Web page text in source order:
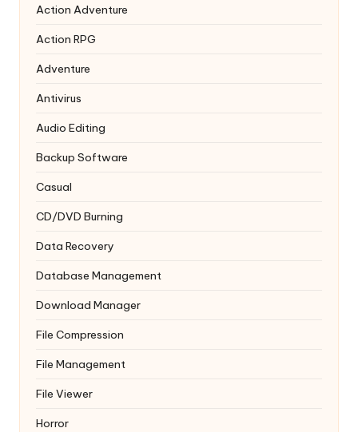
Action Adventure
Action RPG
Adventure
Antivirus
Audio Editing
Backup Software
Casual
CD/DVD Burning
Data Recovery
Database Management
Download Manager
File Compression
File Management
File Viewer
Horror